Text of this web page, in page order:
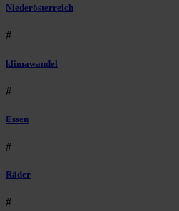
Niederösterreich
#
klimawandel
#
Essen
#
Räder
#